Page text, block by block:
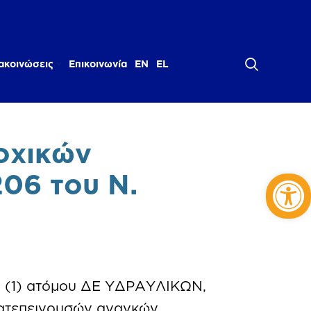
Επικοινωνία EN EL
του Ν.
(1) ατόμου ΔΕ ΥΔΡΑΥΛΙΚΩΝ,
αναγκών.